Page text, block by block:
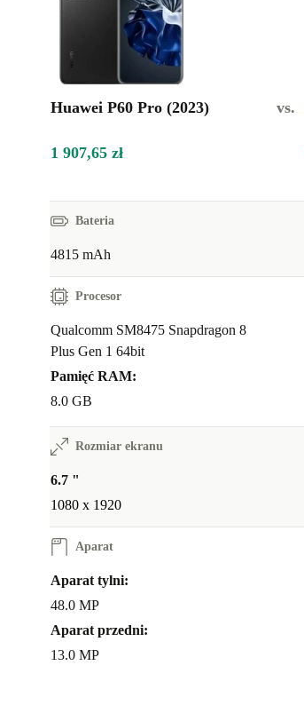
Huawei P60 Pro (2023) vs.
1 907,65 zł
Bateria
4815 mAh
Procesor
Qualcomm SM8475 Snapdragon 8
Plus Gen 1 64bit
Pamięć RAM:
8.0 GB
Rozmiar ekranu
6.7 "
1080 x 1920
Aparat
Aparat tylni:
48.0 MP
Aparat przedni:
13.0 MP